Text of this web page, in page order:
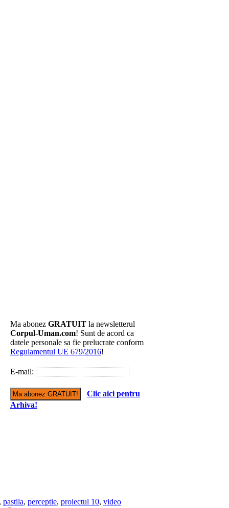
Ma abonez GRATUIT la newsletterul
Corpul-Uman.com! Sunt de acord ca
datele personale sa fie prelucrate conform
Regulamentul UE 679/2016!
E-mail:
Clic aici pentru
Arhiva!
pastila, perceptie, proiectul 10, video